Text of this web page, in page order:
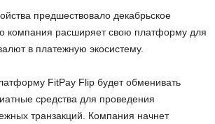
предшествовало декабрьское
компания расширяет свою платформу для
в платежную экосистему.
FitPay Flip будет обменивать
средства для проведения
транзакций. Компания начнет